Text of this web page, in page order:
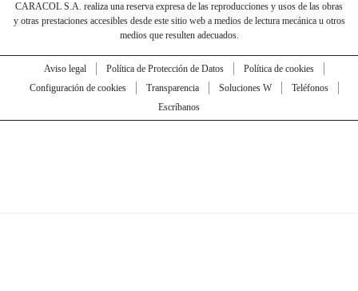
CARACOL S.A. realiza una reserva expresa de las reproducciones y usos de las obras
y otras prestaciones accesibles desde este sitio web a medios de lectura mecánica u otros
medios que resulten adecuados.
Aviso legal Política de Protección de Datos
Política de cookies
Configuración de cookies
Transparencia Soluciones W
Teléfonos
Escríbanos